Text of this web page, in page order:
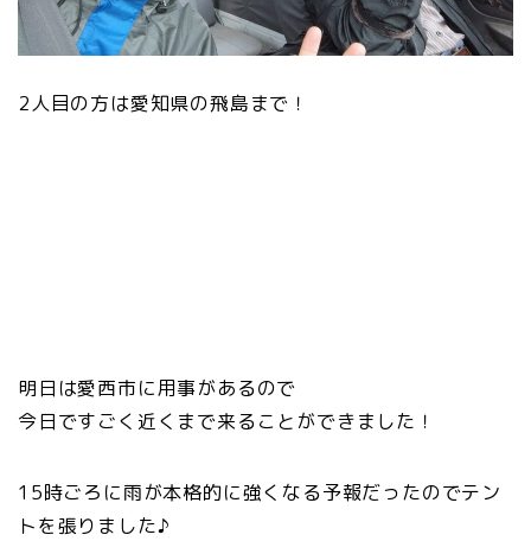
2人目の方は愛知県の飛島まで！
明日は愛西市に用事があるので
今日ですごく近くまで来ることができました！
15時ごろに雨が本格的に強くなる予報だったのでテン
トを張りました♪